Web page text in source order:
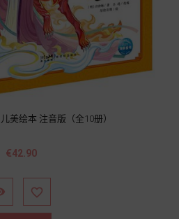
美绘本 注音版（全10册）
Price
€42.90
